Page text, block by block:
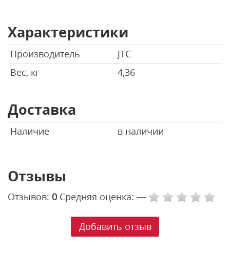
Характеристики
Производитель
JTC
Вес, кг
4,36
Доставка
Наличие в наличии
Отзывы
Отзывов: 0 Средняя оценка: —
Добавить отзыв